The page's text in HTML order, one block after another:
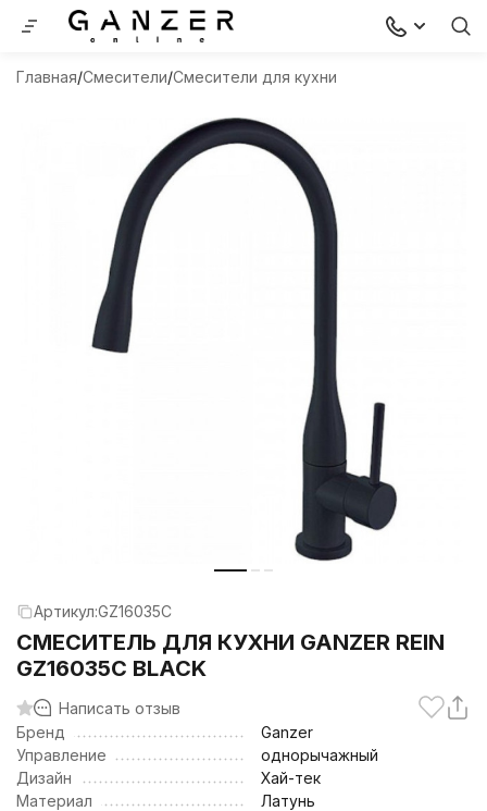
Главная Смесители Смесители для кухни
Артикул:GZ16035C
СМЕСИТЕЛЬ ДЛЯ КУХНИ GANZER REIN
GZ16035C BLACK
Написать отзыв
Бренд
Ganzer
Управление
однорычажный
Дизайн
Хай-тек
Материал
Латунь